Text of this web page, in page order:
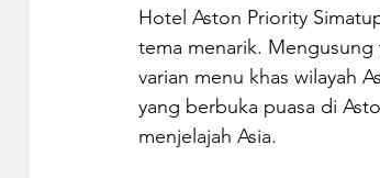
Hotel Aston Priority
tema menarik.
varian menu khas wilayah
yang berbuka puasa di
menjelajah Asia.